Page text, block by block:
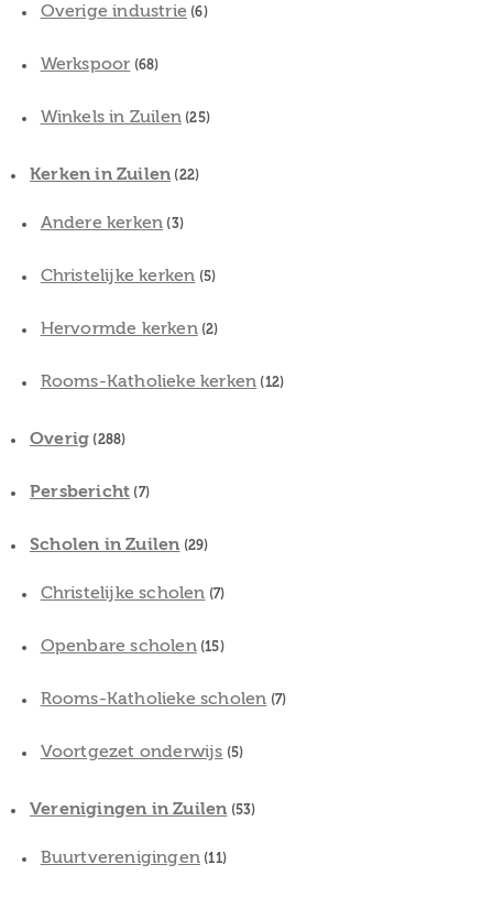
Overige industrie (6)
Werkspoor (68)
Winkels in Zuilen (25)
Kerken in Zuilen (22)
Andere kerken (3)
Christelijke kerken (5)
Hervormde kerken(2)
Rooms-Katholieke kerken (12)
Overig (288)
Persbericht (7)
Scholen in Zuilen (29)
Christelijke scholen (7)
Openbare scholen(15)
Rooms-Katholieke scholen (7)
Voortgezet onderwijs (5)
Verenigingen in Zuilen (53)
Buurtverenigingen (11)